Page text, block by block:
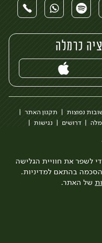
לשפר את חוויית הגלישה
בהתאם למדיניות.
של האתר.
כרמלה
נפוצות
תקנון האתר
דרושים
נגישות
פרטיות
עיצוב:3bears פיתוח:Quatro